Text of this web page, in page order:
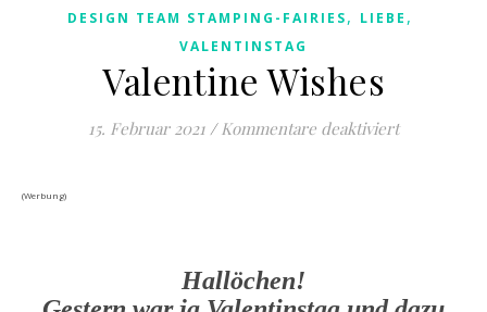
DESIGN TEAM STAMPING-FAIRIES, LIEBE ,
VALENTINSTAG
Valentine Wishes
15. Februar 2021 / Kommentare deaktiviertfür
(Werbung)
Hallöchen!